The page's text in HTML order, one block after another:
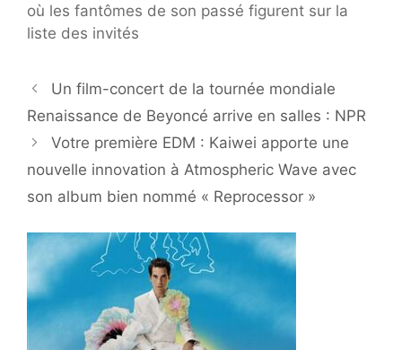
où les fantômes de son passé figurent sur la
liste des invités
Un film-concert de la tournée mondiale
Renaissance de Beyoncé arrive en salles : NPR
Votre première EDM : Kaiwei apporte une
nouvelle innovation à Atmospheric Wave avec
son album bien nommé « Reprocessor »